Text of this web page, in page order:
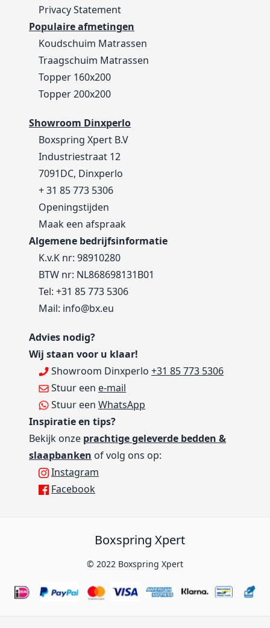
Privacy Statement
Populaire afmetingen
Koudschuim Matrassen
Traagschuim Matrassen
Topper 160x200
Topper 200x200
Showroom Dinxperlo
Boxspring Xpert B.V
Industriestraat 12
7091DC, Dinxperlo
+ 31 85 773 5306
Openingstijden
Maak een afspraak
Algemene bedrijfsinformatie
K.v.K nr: 98910280
BTW nr: NL868698131B01
Tel: +31 85 773 5306
Mail: info@bx.eu
Advies nodig?
Wij staan voor u klaar!
Showroom Dinxperlo +31 85 773 5306
Stuur een e-mail
Stuur een WhatsApp
Inspiratie en tips?
Bekijk onze prachtige geleverde bedden &
slaapbanken of volg ons op:
Instagram
Facebook
Boxspring Xpert
© 2022 Boxspring Xpert